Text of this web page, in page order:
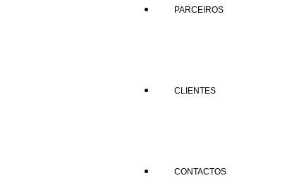
PARCEIROS
CLIENTES
CONTACTOS